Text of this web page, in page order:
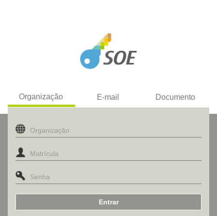
Organização E-mail Documento